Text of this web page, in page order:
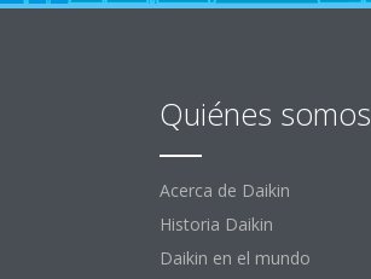
Quiénes somos
Acerca de Daikin
Historia Daikin
Daikin en el mundo